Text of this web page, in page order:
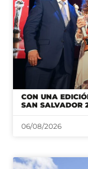
CON UNA
SAN SALVADOR
06/08/2026